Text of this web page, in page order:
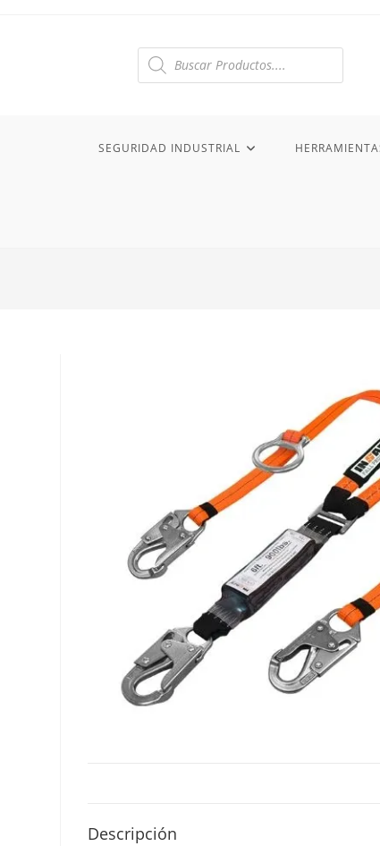
Búsqueda
SEGURIDAD INDUSTRIAL
Descripción